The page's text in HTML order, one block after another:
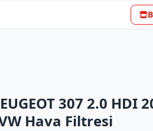
307 2.0 HDI
Hava Filtresi